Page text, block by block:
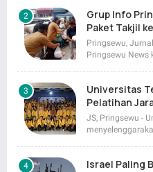
Grup Info
Paket Takjil
Pringsewu,
Pringsewu News
Universitas
Pelatihan
JS, Pringsewu -
Israel Paling